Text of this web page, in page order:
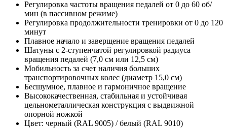
Регулировка частоты вращения педалей от 0 до 60 об/
мин (в пассивном режиме)
Регулировка продолжительности тренировки от 0 до 120
минут
Плавное начало и заверщение вращения педалей
Шатуны с 2-ступенчатой регулировкой радиуса
вращения педалей (7,0 см или 12,5 см)
Мобильность за счет наличия больших
транспортировочных колес (диаметр 15,0 см)
Бесшумное, плавное и гармоничное вращение
Высококачественная, стабильная и устойчивая
цельнометаллическая конструкция с выдвижной
опорной ножкой
Цвет: черный (RAL 9005) / белый (RAL 9010)